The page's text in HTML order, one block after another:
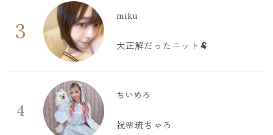
3
miku
大正解だったニット🐏
4
ちいめろ
祝🌸琉ちゃろ